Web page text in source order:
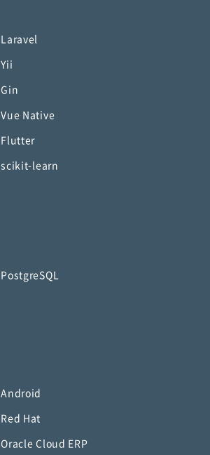
Laravel
Yii
Gin
Vue Native
Flutter
scikit-learn
PostgreSQL
Android
Red Hat
Oracle Cloud ERP